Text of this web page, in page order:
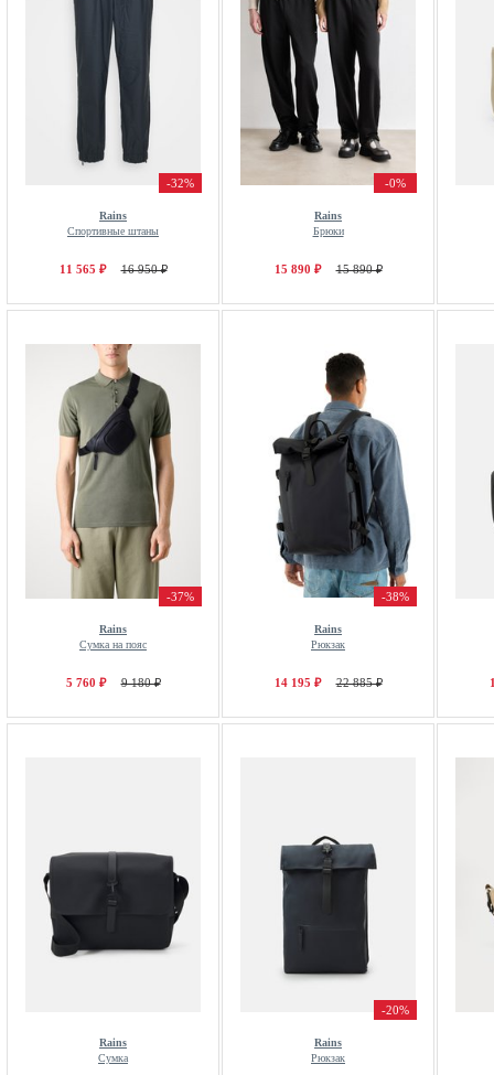
-32%
Rains
Спортивные штаны
11 565 ₽ 16 950 ₽
-0%
Rains
Брюки
15 890 ₽ 15 890 ₽
-37%
Rains
Сумка на пояс
5 760 ₽ 9 180 ₽
-38%
Rains
Рюкзак
14 195 ₽ 22 885 ₽
Rains
Сумка
-20%
Rains
Рюкзак